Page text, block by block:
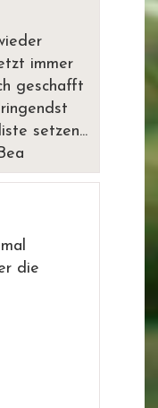
immer
geschafft
setzen...
die